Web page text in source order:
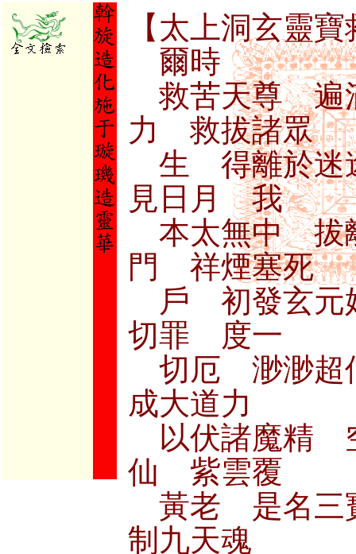
【太上洞玄靈
爾時
救苦天尊 遍
力 救拔諸眾
生 得離於迷
見日月 我
本太無中 拔
門 祥煙塞死
戶 初發玄元
切罪 度一
切厄 渺渺超
成大道力
以伏諸魔精
仙 紫雲覆
黃老 是名三
制九天魂